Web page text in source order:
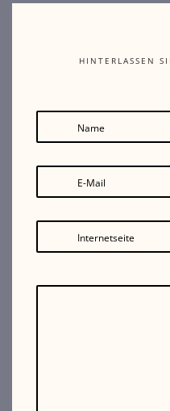
HINTERLASSEN
Name
E-Mail
Internetseite